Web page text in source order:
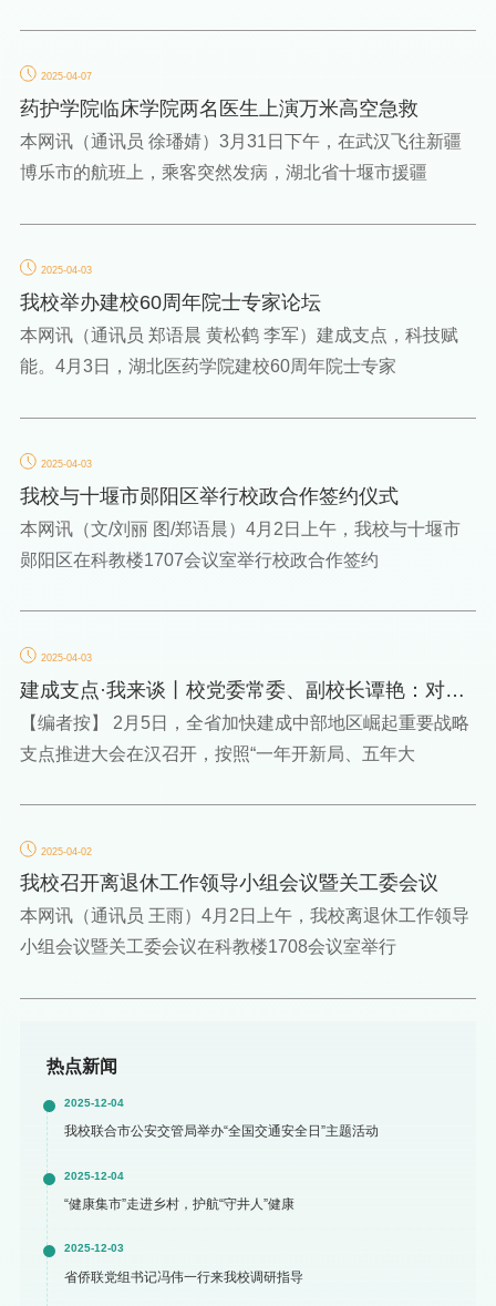
2025-04-07
药护学院临床学院两名医生上演万米高空急救
本网讯（通讯员 徐璠婧）3月31日下午，在武汉飞往新疆
博乐市的航班上，乘客突然发病，湖北省十堰市援疆
2025-04-03
我校举办建校60周年院士专家论坛
本网讯（通讯员 郑语晨 黄松鹤 李军）建成支点，科技赋
能。4月3日，湖北医药学院建校60周年院士专家
2025-04-03
我校与十堰市郧阳区举行校政合作签约仪式
本网讯（文/刘丽 图/郑语晨）4月2日上午，我校与十堰市
郧阳区在科教楼1707会议室举行校政合作签约
2025-04-03
建成支点·我来谈丨校党委常委、副校长谭艳：对标
对表谋发展 求实...
【编者按】 2月5日，全省加快建成中部地区崛起重要战略
支点推进大会在汉召开，按照“一年开新局、五年大
2025-04-02
我校召开离退休工作领导小组会议暨关工委会议
本网讯（通讯员 王雨）4月2日上午，我校离退休工作领导
小组会议暨关工委会议在科教楼1708会议室举行
热点新闻
2025-12-04
我校联合市公安交管局举办“全国交通安全日”主题活动
2025-12-04
“健康集市”走进乡村，护航“守井人”健康
2025-12-03
省侨联党组书记冯伟一行来我校调研指导